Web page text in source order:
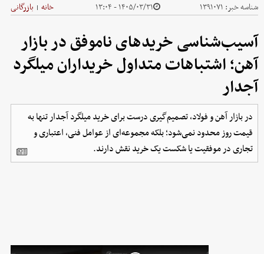
شناسه خبر: ۱۳۹۱۰۷۱ ۱۴۰۵/۰۳/۳۱ - ۱۳:۰۴ خانه | بازرگانی
آسیب‌شناسی خریدهای ناموفق در بازار
آهن؛ اشتباهات متداول خریداران میلگرد
آجدار
در بازار آهن و فولاد، تصمیم‌گیری درست برای خرید میلگرد آجدار تنها به
قیمت روز محدود نمی‌شود؛ بلکه مجموعه‌ای از عوامل فنی، اعتباری و
تجاری در موفقیت یا شکست یک خرید نقش دارند.